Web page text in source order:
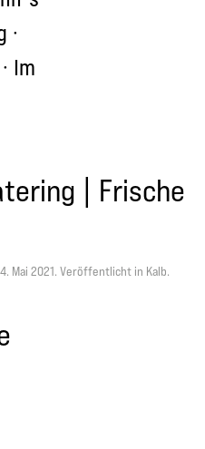
| Frische
Mai 2021. Veröffentlicht in Kalb.